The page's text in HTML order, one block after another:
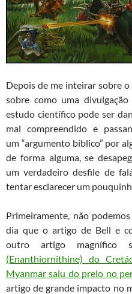
Depois de me inteirar sobre
sobre como uma
estudo científico pode ser
mal compreendido e
um “argumento bíblico” por
de forma alguma, se
um verdadeiro desfile de
tentar esclarecer um
Primeiramente, não
dia que o artigo de Bell e
outro artigo magnífico
(Enanthiornithine) do
Myanmar saiu do prelo no
artigo de grande impacto no